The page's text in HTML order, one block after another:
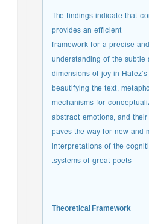
The findings indicate that
provides an efficient
framework for a precise
understanding of the
dimensions of joy in
beautifying the text,
mechanisms for
abstract emotions, and
paves the way for new
interpretations of the
systems of great poets.
Theoretical Framework